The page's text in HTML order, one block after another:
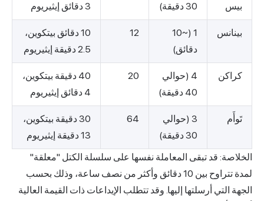
بيس
30 دقيقة)
3 دقائق إيثيريوم
بينانس
1 (~10
دقائق)
12
10 دقائق بيتكوين،
2.5 دقيقة إيثيريوم
كراكن
4 (حوالي
40 دقيقة)
20
40 دقيقة بيتكوين،
4 دقائق إيثيريوم
تَوأَم
3 (حوالي
30 دقيقة)
64
30 دقيقة بيتكوين،
13 دقيقة إيثيريوم
الخلاصة: قد تبقى المعاملة نفسها على سلسلة الكتل "معلقة"
لمدة تتراوح بين 10 دقائق وأكثر من نصف ساعة، وذلك بحسب
الجهة التي أرسلتها إليها. وقد تتطلب الإيداعات ذات القيمة العالية